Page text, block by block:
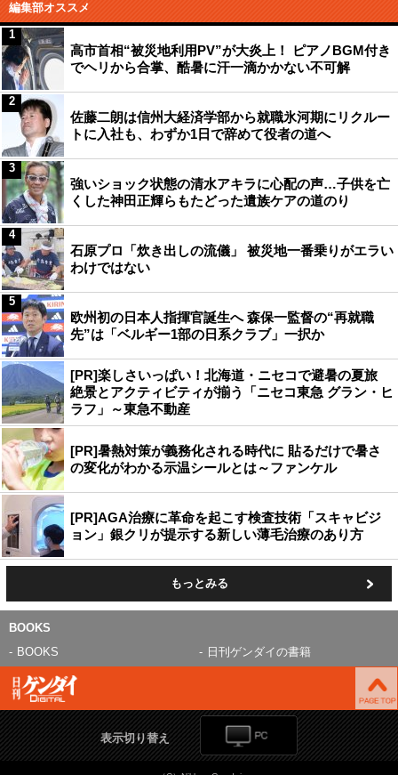
編集部オススメ
高市首相“被災地利用PV”が大炎上！ ピアノBGM付き
でヘリから合掌、酷暑に汗一滴かかない不可解
1
佐藤二朗は信州大経済学部から就職氷河期にリクルー
トに入社も、わずか1日で辞めて役者の道へ
2
強いショック状態の清水アキラに心配の声…子供を亡
くした神田正輝らもたどった遺族ケアの道のり
3
石原プロ「炊き出しの流儀」 被災地一番乗りがエラい
わけではない
4
欧州初の日本人指揮官誕生へ 森保一監督の“再就職
先”は「ベルギー1部の日系クラブ」一択か
5
[PR]楽しさいっぱい！北海道・ニセコで避暑の夏旅
絶景とアクティビティが揃う「ニセコ東急 グラン・ヒ
ラフ」～東急不動産
[PR]暑熱対策が義務化される時代に 貼るだけで暑さ
の変化がわかる示温シールとは～ファンケル
[PR]AGA治療に革命を起こす検査技術「スキャビジ
ョン」銀クリが提示する新しい薄毛治療のあり方
もっとみる
BOOKS
BOOKS
日刊ゲンダイの書籍
表示切り替え